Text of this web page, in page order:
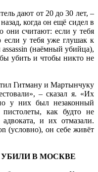
дают от 20 до 30 лет, –
когда он ещё сидел в
они считают: если у тебя
если у тебя уже глушак к
assassin (наёмный убийца),
убить и чтобы никто не
Гитману и Мартынчуку
– сказал я. «Их
у них был незаконный
как будто не
и их отмазали.
(условно), он себе живёт
В МОСКВЕ